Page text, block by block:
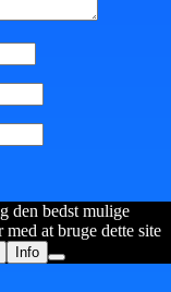
den bedst mulige
at bruge dette site
Info